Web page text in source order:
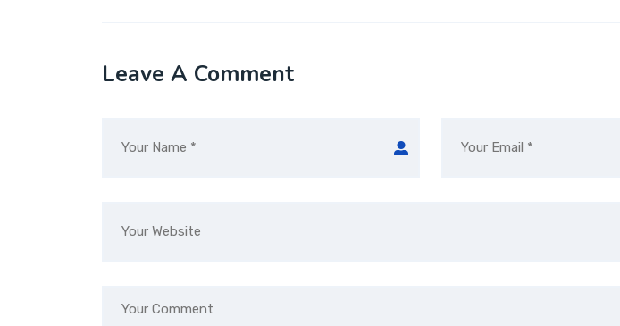
Leave A Comment